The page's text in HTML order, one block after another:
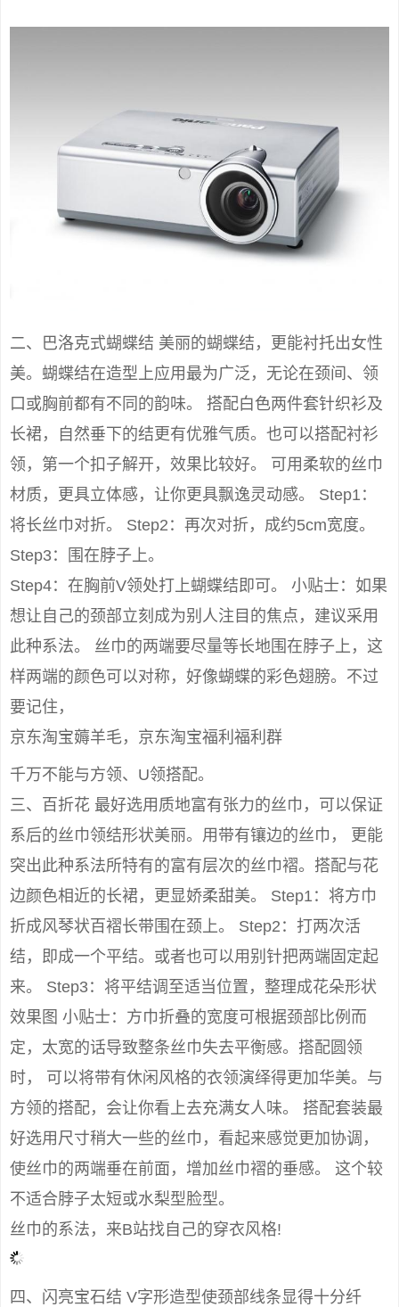
二、巴洛克式蝴蝶结 美丽的蝴蝶结，更能衬托出女性
美。蝴蝶结在造型上应用最为广泛，无论在颈间、领
口或胸前都有不同的韵味。 搭配白色两件套针织衫及
长裙，自然垂下的结更有优雅气质。也可以搭配衬衫
领，第一个扣子解开，效果比较好。 可用柔软的丝巾
材质，更具立体感，让你更具飘逸灵动感。 Step1：
将长丝巾对折。 Step2：再次对折，成约5cm宽度。
Step3：围在脖子上。
Step4：在胸前V领处打上蝴蝶结即可。 小贴士：如果
想让自己的颈部立刻成为别人注目的焦点，建议采用
此种系法。 丝巾的两端要尽量等长地围在脖子上，这
样两端的颜色可以对称，好像蝴蝶的彩色翅膀。不过
要记住，
京东淘宝薅羊毛，京东淘宝福利福利群
千万不能与方领、U领搭配。
三、百折花 最好选用质地富有张力的丝巾，可以保证
系后的丝巾领结形状美丽。用带有镶边的丝巾， 更能
突出此种系法所特有的富有层次的丝巾褶。搭配与花
边颜色相近的长裙，更显娇柔甜美。 Step1：将方巾
折成风琴状百褶长带围在颈上。 Step2：打两次活
结，即成一个平结。或者也可以用别针把两端固定起
来。 Step3：将平结调至适当位置，整理成花朵形状
效果图 小贴士：方巾折叠的宽度可根据颈部比例而
定，太宽的话导致整条丝巾失去平衡感。搭配圆领
时， 可以将带有休闲风格的衣领演绎得更加华美。与
方领的搭配，会让你看上去充满女人味。 搭配套装最
好选用尺寸稍大一些的丝巾，看起来感觉更加协调，
使丝巾的两端垂在前面，增加丝巾褶的垂感。 这个较
不适合脖子太短或水梨型脸型。
丝巾的系法，来B站找自己的穿衣风格!
四、闪亮宝石结 V字形造型使颈部线条显得十分纤